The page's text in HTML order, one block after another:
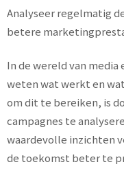
Analyseer regelmatig
betere
In de wereld van
weten wat werkt en
om dit te bereiken, is
campagnes te
waardevolle inzichten
de toekomst beter te